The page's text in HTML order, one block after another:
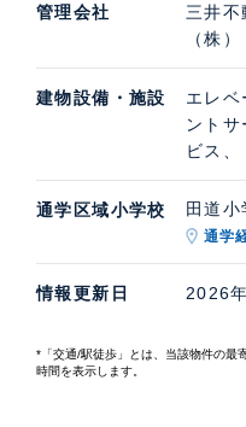
管理会社
三井不
（株）
建物設備・施設
エレ
ント
ビス、
通学区域小学校 田道
通学
情報更新日 2026
*「交通/駅徒歩」とは、当該物件の最
時間を表示します。